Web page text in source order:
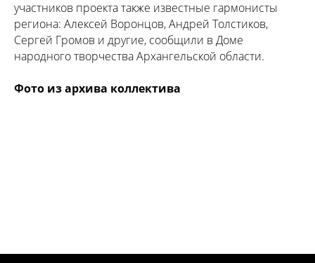
участников проекта также известные гармонисты
региона: Алексей Воронцов, Андрей Толстиков,
Сергей Громов и другие, сообщили в Доме
народного творчества Архангельской области.
Фото из архива коллектива